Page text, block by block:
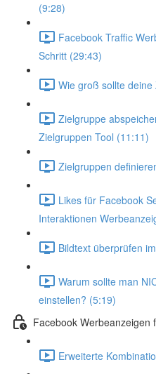
(9:28)
Facebook Traffic
Schritt (29:43)
Wie groß sollte
Zielgruppe
Zielgruppen Tool (11:11)
Zielgruppen
Likes für Facebook
Interaktionen
Bildtext überprüfen
Warum sollte man
einstellen? (5:19)
Facebook Werbeanzeigen
Erweiterte